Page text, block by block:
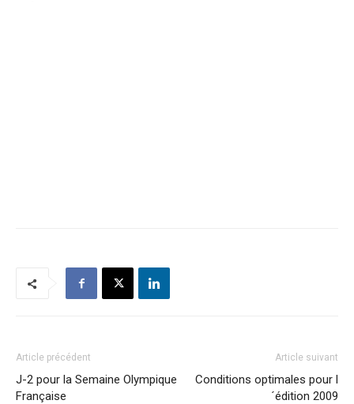
Article précédent
J-2 pour la Semaine Olympique
Française
Article suivant
Conditions optimales pour l
´édition 2009